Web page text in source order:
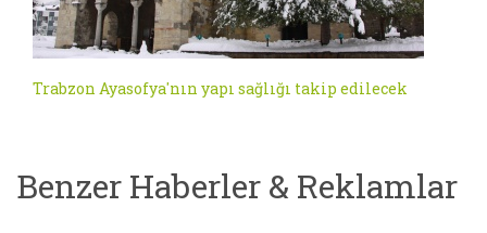
Trabzon Ayasofya'nın yapı sağlığı takip edilecek
Benzer Haberler & Reklamlar